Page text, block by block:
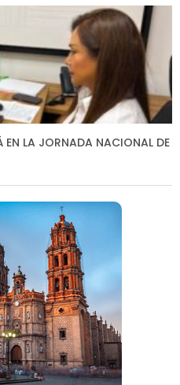
EN LA JORNADA NACIONAL DE